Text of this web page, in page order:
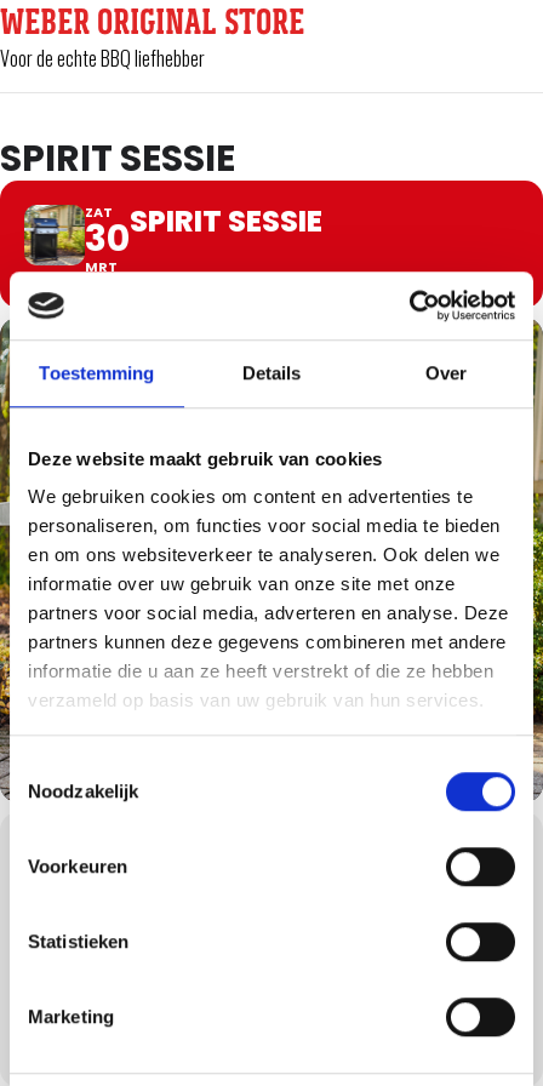
Toestemming Details Over
Deze website maakt gebruik van cookies
We gebruiken cookies om content en advertenties te
personaliseren, om functies voor social media te bieden
en om ons websiteverkeer te analyseren. Ook delen we
informatie over uw gebruik van onze site met onze
partners voor social media, adverteren en analyse. Deze
partners kunnen deze gegevens combineren met andere
informatie die u aan ze heeft verstrekt of die ze hebben
verzameld op basis van uw gebruik van hun services.
Toestemmingsselectie
Noodzakelijk
Voorkeuren
Statistieken
Marketing
WEBER ORIGINAL STORE
Voor de echte BBQ liefhebber
SPIRIT SESSIE
ZAT
30
MRT
SPIRIT SESSIE
Leer alles over de Weber Spirit modellen. Tijdens de Spirit Sessie
methodes en het dagelijks gebruik van de barbecue. Uiteraard
grillen we ook een aantal gerechten zodat je hands-on inzicht krijgt
De Weber Spirit Sessie is ideaal als je zeker wil weten of je de
juiste barbecue koopt, of om meer uit je Weber Spirit te halen.